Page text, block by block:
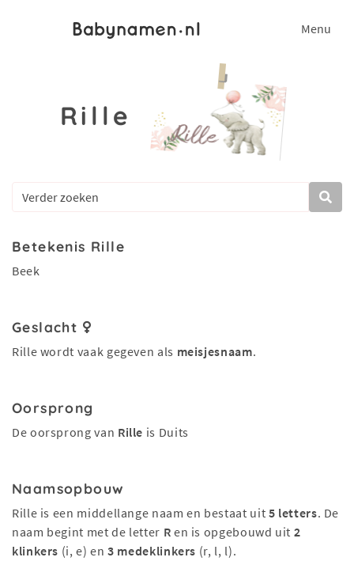
Menu
Rille
Betekenis Rille
Beek
Geslacht
Rille wordt vaak gegeven als meisjesnaam.
Oorsprong
De oorsprong van Rille is Duits
Naamsopbouw
Rille is een middellange naam en bestaat uit 5 letters. De
naam begint met de letter R en is opgebouwd uit 2
klinkers (i, e) en3 medeklinkers (r, l, l).